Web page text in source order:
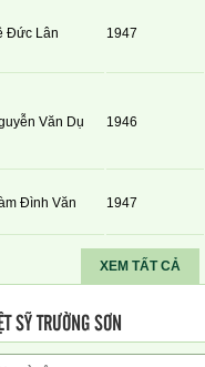
Đức Lân 1947
Văn Dụ 1946
Đình Văn 1947
XEM TẤT CẢ
SỸ TRƯỜNG SƠN